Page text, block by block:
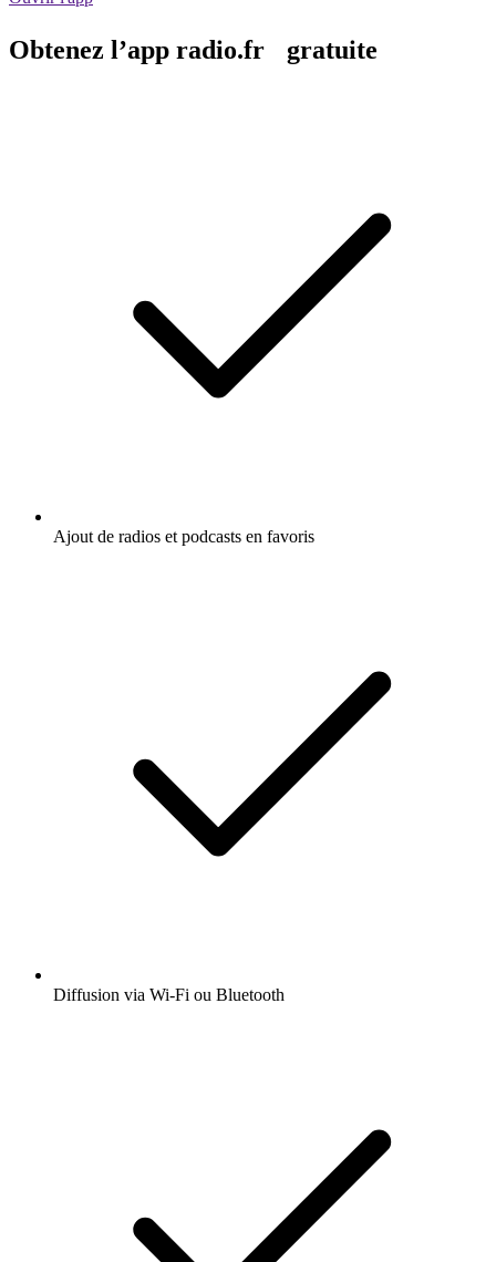
Obtenez l’app radio.fr gratuite
Ajout de radios et podcasts en favoris
Diffusion via Wi-Fi ou Bluetooth